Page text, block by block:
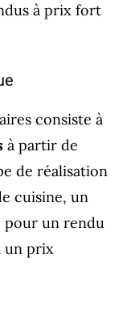
à prix fort
consiste à
à partir de
de réalisation
cuisine, un
pour un rendu
un prix